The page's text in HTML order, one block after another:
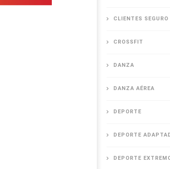
Luis
CLIENTES SEGURO
CROSSFIT
DANZA
DANZA AÉREA
DEPORTE
DEPORTE
DEPORTE